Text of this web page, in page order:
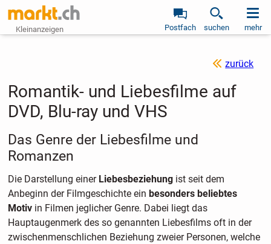
Kleinanzeigen Postfach suchen mehr
zurück
Romantik- und Liebesfilme auf
DVD, Blu-ray und VHS
Das Genre der Liebesfilme und
Romanzen
Die Darstellung einerLiebesbeziehungist seit dem
Anbeginn der Filmgeschichte ein besonders beliebtes
Motivin Filmen jeglicher Genre. Dabei liegt das
Hauptaugenmerk des so genannten Liebesfilms oft in der
zwischenmenschlichen Beziehung zweier Personen, welche